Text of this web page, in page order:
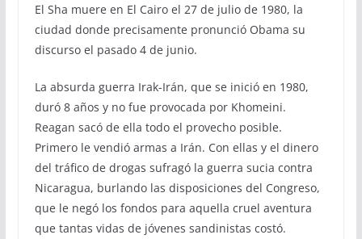
El Sha muere en El Cairo el 27 de julio de 1980, la
ciudad donde precisamente pronunció Obama su
discurso el pasado 4 de junio.
La absurda guerra Irak-Irán, que se inició en 1980,
duró 8 años y no fue provocada por Khomeini.
Reagan sacó de ella todo el provecho posible.
Primero le vendió armas a Irán. Con ellas y el dinero
del tráfico de drogas sufragó la guerra sucia contra
Nicaragua, burlando las disposiciones del Congreso,
que le negó los fondos para aquella cruel aventura
que tantas vidas de jóvenes sandinistas costó.